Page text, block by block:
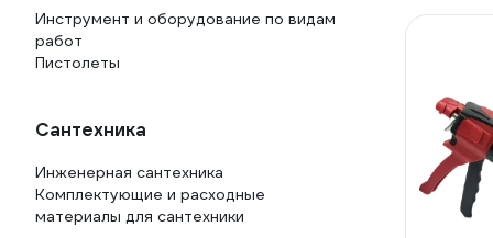
Инструмент и оборудование по видам
работ
Пистолеты
Сантехника
Инженерная сантехника
Комплектующие и расходные
материалы для сантехники